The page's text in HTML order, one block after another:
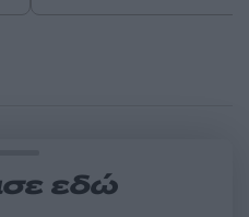
εδώ